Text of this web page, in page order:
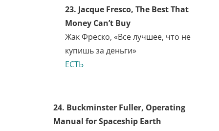
20. Ira Flatow, They All
Laughed
Айра Флатоу